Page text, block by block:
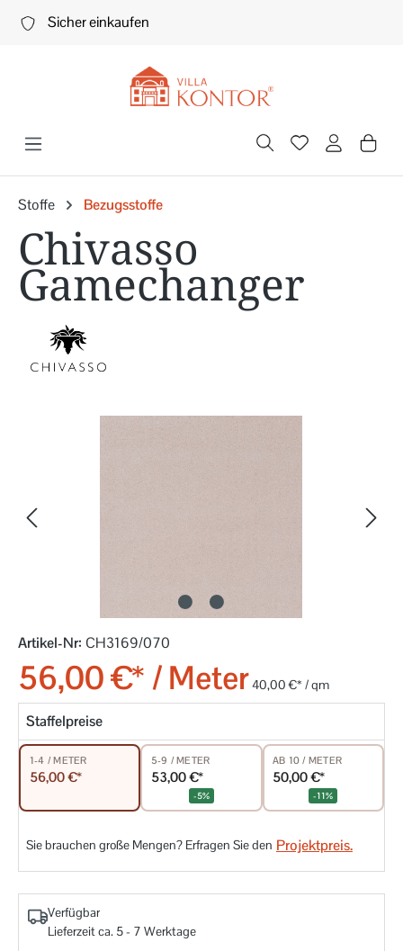
Zum Hauptinhalt springen
Sicher einkaufen
Stoffe Bezugsstoffe
Chivasso
Gamechanger
Bildergalerie überspringen
Artikel-Nr: CH3169/070
56,00 €* / Meter40,00 €* / qm
Staffelpreise
1-4 / METER
56,00 €*
5-9 / METER
53,00 €*
-5%
AB 10 / METER
50,00 €*
-11%
Sie brauchen große Mengen? Erfragen Sie den Projektpreis.
Verfügbar
Lieferzeit ca. 5 - 7 Werktage